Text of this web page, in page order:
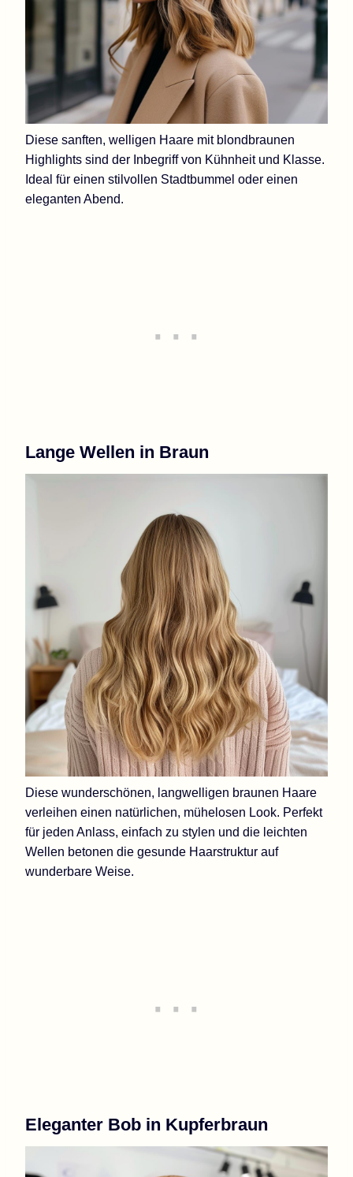
Diese sanften, welligen Haare mit blondbraunen
Highlights sind der Inbegriff von Kühnheit und Klasse.
Ideal für einen stilvollen Stadtbummel oder einen
eleganten Abend.
Lange Wellen in Braun
Diese wunderschönen, langwelligen braunen Haare
verleihen einen natürlichen, mühelosen Look. Perfekt
für jeden Anlass, einfach zu stylen und die leichten
Wellen betonen die gesunde Haarstruktur auf
wunderbare Weise.
Eleganter Bob in Kupferbraun